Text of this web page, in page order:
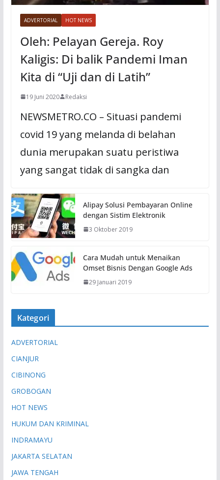
ADVERTORIAL HOT NEWS
Oleh: Pelayan Gereja. Roy
Kaligis: Di balik Pandemi Iman
Kita di “Uji dan di Latih”
19 Juni 2020 Redaksi
NEWSMETRO.CO – Situasi pandemi
covid 19 yang melanda di belahan
dunia merupakan suatu peristiwa
yang sangat tidak di sangka dan
Alipay Solusi Pembayaran Online
dengan Sistim Elektronik
3 Oktober 2019
Cara Mudah untuk Menaikan
Omset Bisnis Dengan Google Ads
29 Januari 2019
Kategori
ADVERTORIAL
CIANJUR
CIBINONG
GROBOGAN
HOT NEWS
HUKUM DAN KRIMINAL
INDRAMAYU
JAKARTA SELATAN
JAWA TENGAH